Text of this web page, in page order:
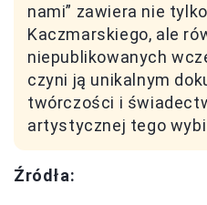
nami” zawiera nie
Kaczmarskiego, ale
niepublikowanych
czyni ją unikalnym
twórczości i
artystycznej tego
Źródła: